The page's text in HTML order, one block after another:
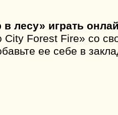
лесу» играть
City Forest Fire» со
ее себе в